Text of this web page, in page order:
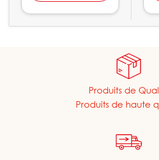
Produits de
Produits de haute